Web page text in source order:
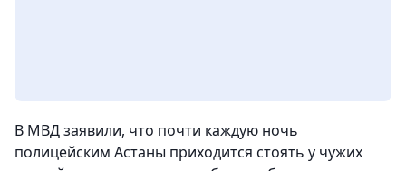
В МВД заявили, что почти каждую ночь
полицейским Астаны приходится стоять у чужих